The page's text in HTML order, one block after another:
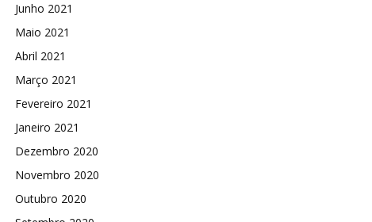
Junho 2021
Maio 2021
Abril 2021
Março 2021
Fevereiro 2021
Janeiro 2021
Dezembro 2020
Novembro 2020
Outubro 2020